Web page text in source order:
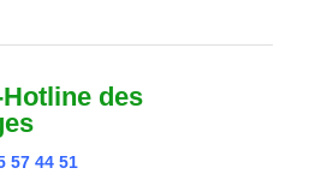
des
57 44 51